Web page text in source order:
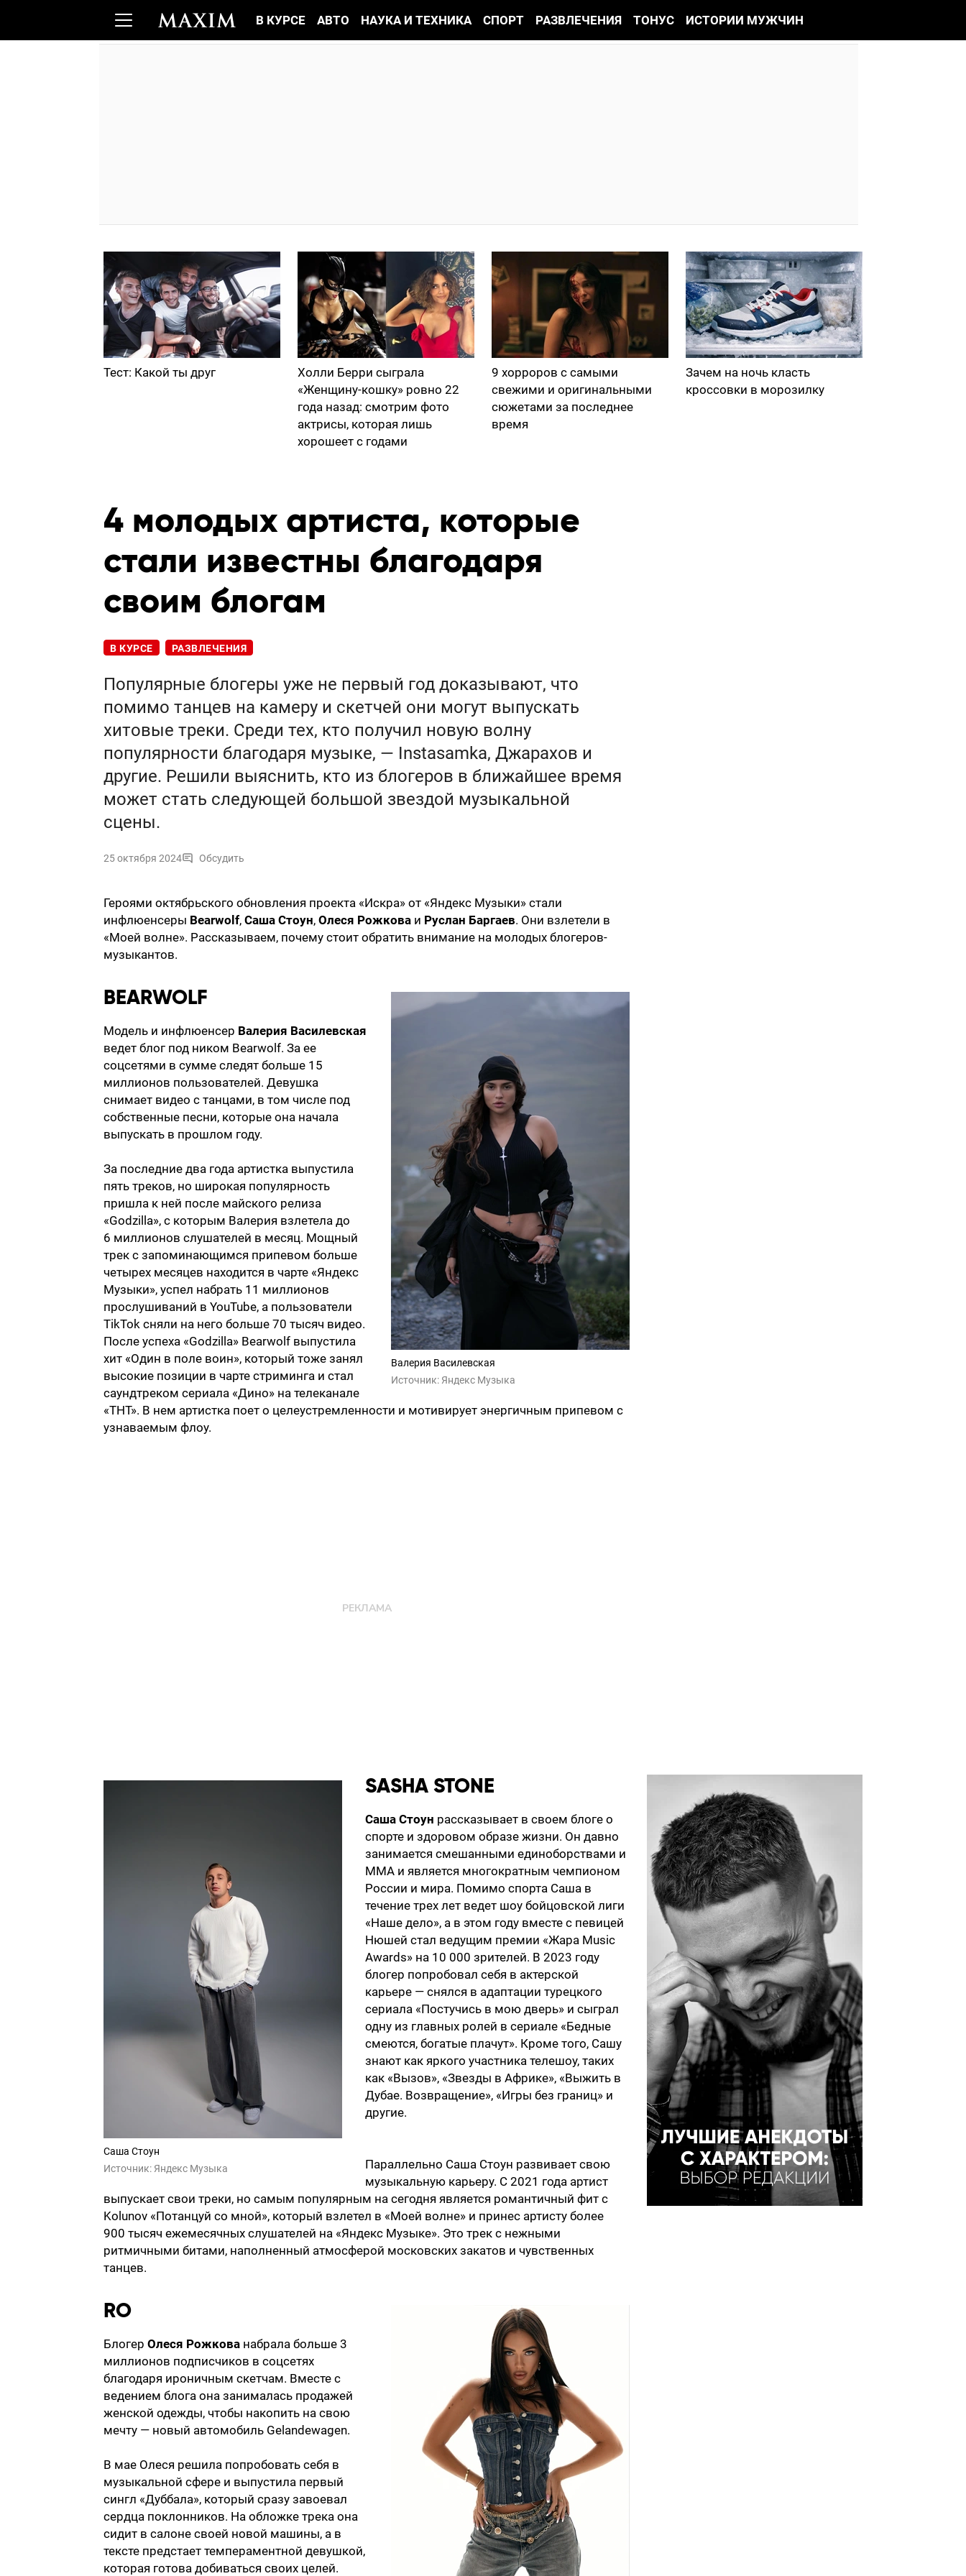
В КУРСЕ АВТО НАУКА И ТЕХНИКА СПОРТ РАЗВЛЕЧЕНИЯ ТОНУС ИСТОРИИ МУЖЧИН
Тест: Какой ты друг
Холли Берри сыграла
«Женщину-кошку» ровно 22
года назад: смотрим фото
актрисы, которая лишь
хорошеет с годами
9 хорроров с самыми
свежими и оригинальными
сюжетами за последнее
время
Зачем на ночь класть
кроссовки в морозилку
4 молодых артиста, которые
стали известны благодаря
своим блогам
В КУРСЕ РАЗВЛЕЧЕНИЯ
Популярные блогеры уже не первый год доказывают, что
помимо танцев на камеру и скетчей они могут выпускать
хитовые треки. Среди тех, кто получил новую волну
популярности благодаря музыке, — Instasamka, Джарахов и
другие. Решили выяснить, кто из блогеров в ближайшее время
может стать следующей большой звездой музыкальной
сцены.
25 октября 2024 Обсудить
Героями октябрьского обновления проекта «Искра» от «Яндекс Музыки» стали
инфлюенсеры Bearwolf, Саша Стоун, Олеся Рожкова и Руслан Баргаев. Они взлетели в
«Моей волне». Рассказываем, почему стоит обратить внимание на молодых блогеров-
музыкантов.
Валерия Василевская
Источник: Яндекс Музыка
BEARWOLF
Модель и инфлюенсер Валерия Василевская
ведет блог под ником Bearwolf. За ее
соцсетями в сумме следят больше 15
миллионов пользователей. Девушка
снимает видео с танцами, в том числе под
собственные песни, которые она начала
выпускать в прошлом году.
За последние два года артистка выпустила
пять треков, но широкая популярность
пришла к ней после майского релиза
«Godzilla», с которым Валерия взлетела до
6 миллионов слушателей в месяц. Мощный
трек с запоминающимся припевом больше
четырех месяцев находится в чарте «Яндекс
Музыки», успел набрать 11 миллионов
прослушиваний в YouTube, а пользователи
TikTok сняли на него больше 70 тысяч видео.
После успеха «Godzilla» Bearwolf выпустила
хит «Один в поле воин», который тоже занял
высокие позиции в чарте стриминга и стал
саундтреком сериала «Дино» на телеканале
«ТНТ». В нем артистка поет о целеустремленности и мотивирует энергичным припевом с
узнаваемым флоу.
Саша Стоун
Источник: Яндекс Музыка
SASHA STONE
Саша Стоун рассказывает в своем блоге о
спорте и здоровом образе жизни. Он давно
занимается смешанными единоборствами и
ММА и является многократным чемпионом
России и мира. Помимо спорта Саша в
течение трех лет ведет шоу бойцовской лиги
«Наше дело», а в этом году вместе с певицей
Нюшей стал ведущим премии «Жара Music
Awards» на 10 000 зрителей. В 2023 году
блогер попробовал себя в актерской
карьере — снялся в адаптации турецкого
сериала «Постучись в мою дверь» и сыграл
одну из главных ролей в сериале «Бедные
смеются, богатые плачут». Кроме того, Сашу
знают как яркого участника телешоу, таких
как «Вызов», «Звезды в Африке», «Выжить в
Дубае. Возвращение», «Игры без границ» и
другие.
Параллельно Саша Стоун развивает свою
музыкальную карьеру. С 2021 года артист
выпускает свои треки, но самым популярным на сегодня является романтичный фит с
Kolunov «Потанцуй со мной», который взлетел в «Моей волне» и принес артисту более
900 тысяч ежемесячных слушателей на «Яндекс Музыке». Это трек с нежными
ритмичными битами, наполненный атмосферой московских закатов и чувственных
танцев.
RO
Блогер Олеся Рожкова набрала больше 3
миллионов подписчиков в соцсетях
благодаря ироничным скетчам. Вместе с
ведением блога она занималась продажей
женской одежды, чтобы накопить на свою
мечту — новый автомобиль Gelandewagen.
В мае Олеся решила попробовать себя в
музыкальной сфере и выпустила первый
сингл «Дуббала», который сразу завоевал
сердца поклонников. На обложке трека она
сидит в салоне своей новой машины, а в
тексте предстает темпераментной девушкой,
которая готова добиваться своих целей.